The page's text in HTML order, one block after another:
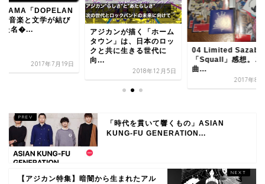
カンが描く「ホーム
2018年12月5日
04 Limited Sazabys
「Squall」感想。この
2017年8月29日
BIGMAMA「
D」は音楽と文学が
ついた名�...
2017年7
「時代を貫いて響くもの」ASIAN
KUNG-FU GENERATION...
【アジカン特集】暗闇から生まれたアル